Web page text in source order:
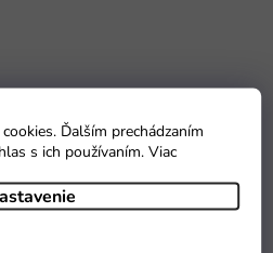
Ďalším prechádzaním
s ich používaním. Viac